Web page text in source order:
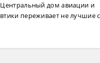
дом авиации и
переживает не лучшие